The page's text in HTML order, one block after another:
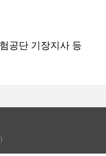
공단 기장지사 등